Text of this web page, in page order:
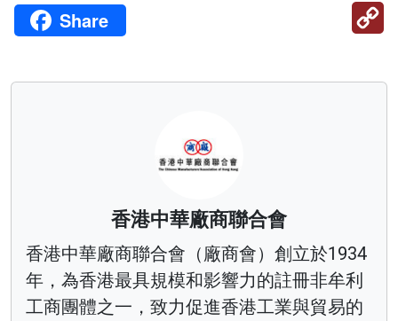
Share
香港中華廠商聯合會
香港中華廠商聯合會（廠商會）創立於1934
年，為香港最具規模和影響力的註冊非牟利
工商團體之一，致力促進香港工業與貿易的